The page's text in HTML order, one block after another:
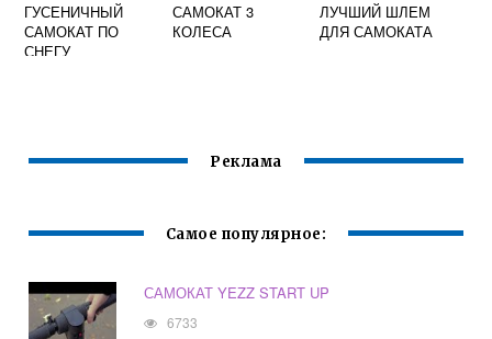
ГУСЕНИЧНЫЙ
САМОКАТ ПО
СНЕГУ
САМОКАТ 3
КОЛЕСА
ЛУЧШИЙ ШЛЕМ
ДЛЯ САМОКАТА
Реклама
Самое популярное:
САМОКАТ YEZZ START UP
6733